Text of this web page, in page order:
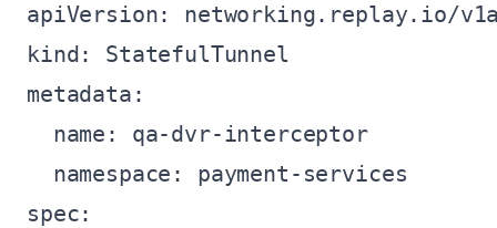
apiVersion: networking.replay.io/
kind: StatefulTunnel
metadata:
  name: qa-dvr-interceptor
  namespace: payment-services
spec: